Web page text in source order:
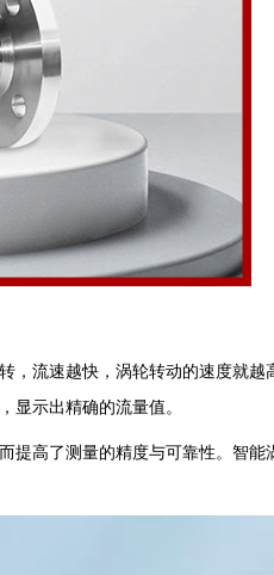
流速越快，涡轮转动的速度就越
显示出精确的流量值。
提高了测量的精度与可靠性。智能